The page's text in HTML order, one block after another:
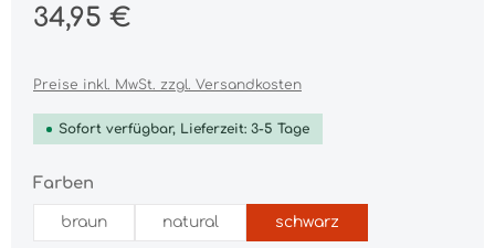
Regulärer Preis:
34,95 €
Preise inkl. MwSt. zzgl. Versandkosten
Sofort verfügbar, Lieferzeit: 3-5 Tage
Farben
braun natural schwarz